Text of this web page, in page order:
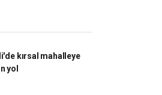
kırsal mahalleye
yol